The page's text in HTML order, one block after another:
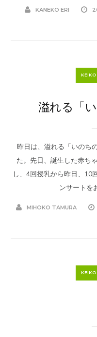
KANEKO ERI
KEIKO
溢れる「
昨日は、溢れる「いのち
た。先日、誕生した赤ち
し、4回授乳から昨日、10
ンサートを
MIHOKO TAMURA
KEIKO